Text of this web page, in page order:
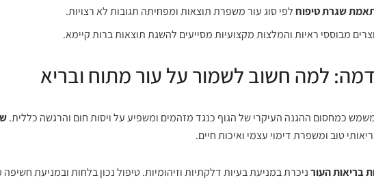
שגרת טיפוחלפי סוג עור משפרת תוצאות ומפחיתה תגובות לא רצויות.
מבוססי ראיות והמלצות מקצועיות מסייעים להשגת תוצאות ברות קיימא.
למה חשוב לשמור על עור מתוח ובריא
כמחסום ההגנה העיקרי של הגוף כנגד מזהמים ומשפיע על ויסות חום והרגשה כללית.
טוב ומשפרת דימוי עצמי ואיכות חיים.
בריאות העורניכרת במניעת בעיות דלקתיות וזיהומיות. טיפול נכון בלחות ובמניעת